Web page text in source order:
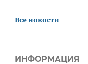
Все новости
ИНФОРМАЦИЯ